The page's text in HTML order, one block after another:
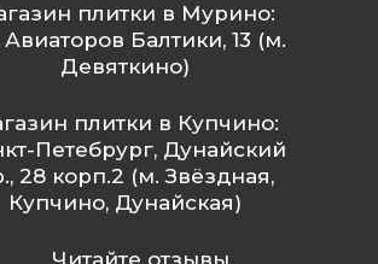
плитки в Мурино:
Авиаторов Балтики, 13 (м.
Девяткино)
плитки в Купчино:
Петебрург, Дунайский
28 корп.2 (м. Звёздная,
Купчино, Дунайская)